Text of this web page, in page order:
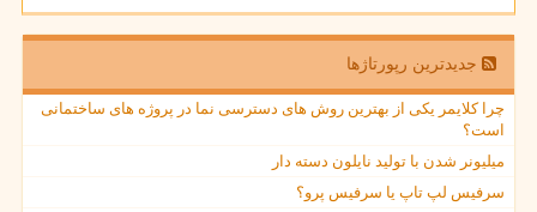
جدیدترین رپورتاژها
چرا کلایمر یکی از بهترین روش های دسترسی نما در پروژه های ساختمانی
است؟
میلیونر شدن با تولید نایلون دسته دار
سرفیس لپ تاپ یا سرفیس پرو؟